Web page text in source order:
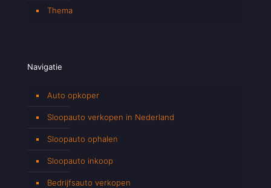
Thema
Navigatie
Auto opkoper
Sloopauto verkopen in Nederland
Sloopauto ophalen
Sloopauto inkoop
Bedrijfsauto verkopen